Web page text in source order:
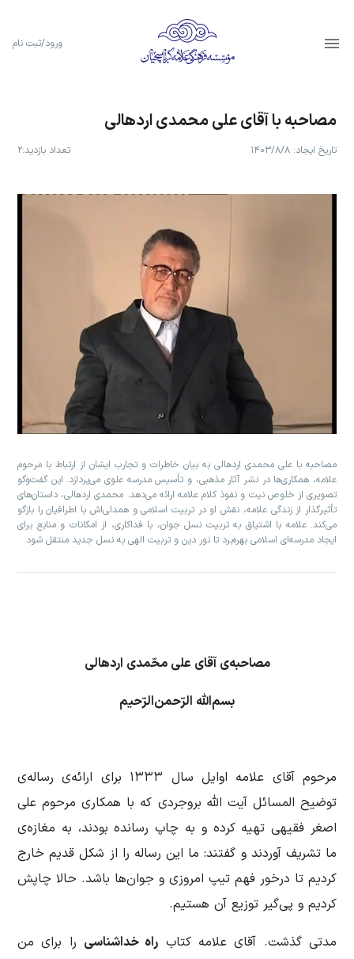
ورود/ثبت نام
مصاحبه با آقای علی محمدی اردهالی
تاریخ ایجاد: ۱۴۰۳/۸/۸ تعداد بازدید:۲
مصاحبه با علی محمدی اردهالی به بیان خاطرات و تجارب ایشان از ارتباط با مرحوم
علامه، همکاری‌ها در نشر آثار مذهبی، و تأسیس مدرسه علوی می‌پردازد. این گفت‌وگو
تصویری از خلوص نیت و نفوذ کلام علامه ارائه می‌دهد. محمدی اردهالی، داستان‌های
تأثیرگذار از زندگی علامه، نقش او در تربیت اسلامی و همدلی‌اش با اطرافیان را بازگو
می‌کند. علامه با اشتیاق به تربیت نسل جوان، با فداکاری، از امکانات و منابع برای
ایجاد مدرسه‌ای اسلامی بهره‌برد تا نور دین و تربیت الهی به نسل جدید منتقل شود.
مصاحبه‌ی آقای علی محّمدی اردهالی
بسم‌الله الرّحمن‌ا‌لرّحیم
مرحوم آقای علامه اوایل سال ۱۳۳۳ برای ارائه‌ی رساله‌ی
توضیح المسائل آیت‌ الله‌ بروجردی که با همكاری مرحوم علی
اصغر فقیهی تهیه كرده و به چاپ رسانده بودند، به مغازه‌ی
ما تشریف آوردند و گفتند: ما این رساله را از شكل قدیم خارج
كردیم تا درخور فهم تیپ امروزی و جوان‌ها باشد. حالا چاپش
كردیم و پی‌گیر توزیع آن هستیم.
مدتی گذشت. آقای علامه كتاب راه خداشناسی را برای من